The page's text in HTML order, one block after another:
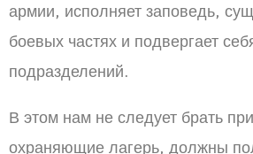
армии, исполняет заповедь,
боевых частях и подвергает
подразделений.
В этом нам не следует брать
охраняющие лагерь, должны